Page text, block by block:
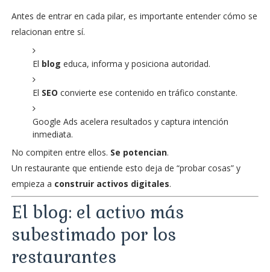
Antes de entrar en cada pilar, es importante entender cómo se
relacionan entre sí.
El blog educa, informa y posiciona autoridad.
El SEO convierte ese contenido en tráfico constante.
Google Ads acelera resultados y captura intención
inmediata.
No compiten entre ellos. Se potencian.
Un restaurante que entiende esto deja de “probar cosas” y
empieza a construir activos digitales.
El blog: el activo más
subestimado por los
restaurantes